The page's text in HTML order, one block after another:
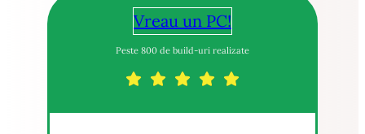
Vreau un PC!
Peste 800 de build-uri realizate